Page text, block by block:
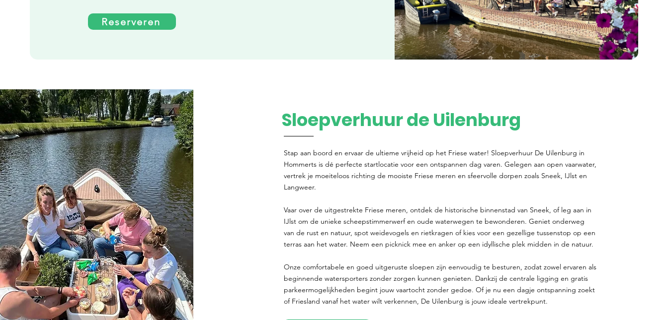
Reserveren
Sloepverhuur de Uilenburg
Stap aan boord en ervaar de ultieme vrijheid op het Friese water! Sloepverhuur De Uilenburg in
Hommerts is dé perfecte startlocatie voor een ontspannen dag varen. Gelegen aan open vaarwater,
vertrek je moeiteloos richting de mooiste Friese meren en sfeervolle dorpen zoals Sneek, IJlst en
Langweer.
Vaar over de uitgestrekte Friese meren, ontdek de historische binnenstad van Sneek, of leg aan in
IJlst om de unieke scheepstimmerwerf en oude waterwegen te bewonderen. Geniet onderweg
van de rust en natuur, spot weidevogels en rietkragen of kies voor een gezellige tussenstop op een
terras aan het water. Neem een picknick mee en anker op een idyllische plek midden in de natuur.
Onze comfortabele en goed uitgeruste sloepen zijn eenvoudig te besturen, zodat zowel ervaren als
beginnende watersporters zonder zorgen kunnen genieten. Dankzij de centrale ligging en gratis
parkeermogelijkheden begint jouw vaartocht zonder gedoe. Of je nu een dagje ontspanning zoekt
of Friesland vanaf het water wilt verkennen, De Uilenburg is jouw ideale vertrekpunt.